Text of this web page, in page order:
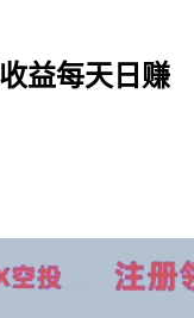
益每天日赚